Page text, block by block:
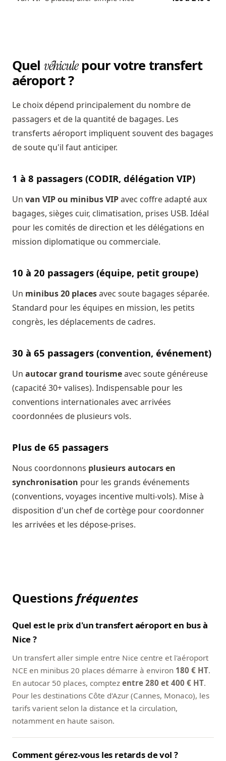
Quel véhiculepour votre transfert
aéroport ?
Le choix dépend principalement du nombre de
passagers et de la quantité de bagages. Les
transferts aéroport impliquent souvent des bagages
de soute qu'il faut anticiper.
1 à 8 passagers (CODIR, délégation VIP)
Un van VIP ou minibus VIPavec coffre adapté aux
bagages, sièges cuir, climatisation, prises USB. Idéal
pour les comités de direction et les délégations en
mission diplomatique ou commerciale.
10 à 20 passagers (équipe, petit groupe)
Un minibus 20 placesavec soute bagages séparée.
Standard pour les équipes en mission, les petits
congrès, les déplacements de cadres.
30 à 65 passagers (convention, événement)
Un autocar grand tourismeavec soute généreuse
(capacité 30+ valises). Indispensable pour les
conventions internationales avec arrivées
coordonnées de plusieurs vols.
Plus de 65 passagers
Nous coordonnons plusieurs autocars en
synchronisation pour les grands événements
(conventions, voyages incentive multi-vols). Mise à
disposition d'un chef de cortège pour coordonner
les arrivées et les dépose-prises.
Questions fréquentes
Quel est le prix d'un transfert aéroport en bus à
Nice ?
Un transfert aller simple entre Nice centre et l'aéroport
NCE en minibus 20 places démarre à environ 180 € HT.
En autocar 50 places, comptez entre 280 et 400 € HT.
Pour les destinations Côte d'Azur (Cannes, Monaco), les
tarifs varient selon la distance et la circulation,
notamment en haute saison.
Comment gérez-vous les retards de vol ?